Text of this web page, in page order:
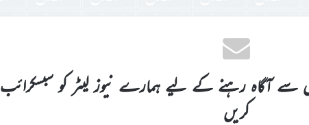
سے آگاہ رہنے کے لیے ہمارے نیوز لیٹر کو سبسکرائب
کریں